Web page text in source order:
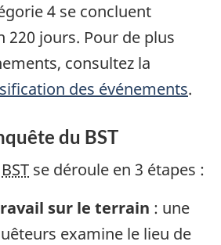
4 se concluent
220 jours. Pour de plus
consultez la
des événements.
du BST
BST se déroule en 3 étapes :
sur le terrain : une
examine le lieu de